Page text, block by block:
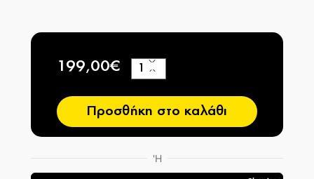
199,00€
−
+
Προσθήκη στο καλάθι